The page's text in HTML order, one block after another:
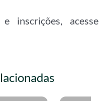
inscrições, acesse